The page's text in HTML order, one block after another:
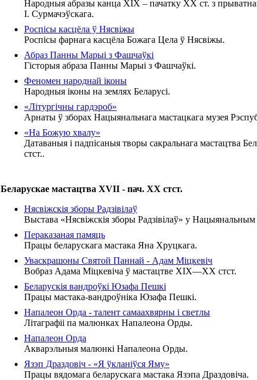
Народныя абразы канца XIX – пачатку XX ст. з
І. Сурмачэўскага.
Роспісы касцёла ў Нясвіжы
Роспісы фарнага касцёла Божага Цела ў Нясвіжы.
Абраз Панны Марыі з Фашчаўкі
Гісторыя абраза Панны Марыі з Фашчаўкі.
Феномен народнай іконы
Народныя іконы на землях Беларусі.
«Літургічны гардэроб»
Арнаты ў зборах Нацыянальнага мастацкага музея
«На Божую хвалу»
Датаваныя і падпісаныя творы сакральнага мастацтва
стст..
Беларускае мастацтва XVII - пач. XX стст.
Нясвіжскія зборы Радзівілаў
Выстава «Нясвіжскія зборы Радзівілаў» у Нацыянальным
Пераказаная памяць
Працы беларускага мастака Яна Хруцкага.
Уваскрашоны Святой Паннай - Адам Міцкевіч
Вобраз Адама Міцкевіча ў мастацтве ХІХ—ХХ стст.
Беларускія вандроўкі Юзафа Пешкі
Працы мастака-вандроўніка Юзафа Пешкі.
Напалеон Орда - талент самаахвярны і светлы
Літаграфіі па малюнках Напалеона Орды.
Напалеон Орда
Акварэльныя малюнкі Напалеона Орды.
Язэп Драздовіч - «Я ўкланіўся Яму»
Працы вядомага беларускага мастака Язэпа Драздовіча.